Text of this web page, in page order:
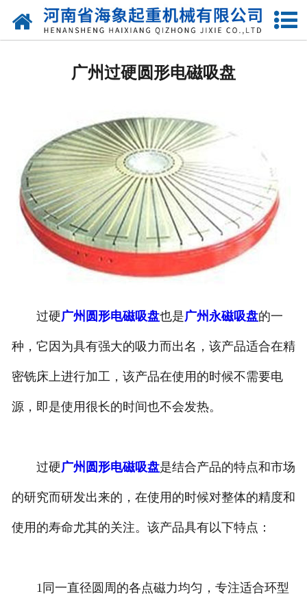
网站首页
广州强力电磁吸盘
广州圆型电磁铁
广州方型电磁铁
广州椭圆型电磁铁
广州永磁吸盘
广州过硬圆形电磁吸盘
过硬广州圆形电磁吸盘也是广州永磁吸盘的一
种，它因为具有强大的吸力而出名，该产品适合在精
密铣床上进行加工，该产品在使用的时候不需要电
源，即是使用很长的时间也不会发热。
过硬广州圆形电磁吸盘是结合产品的特点和市场
的研究而研发出来的，在使用的时候对整体的精度和
使用的寿命尤其的关注。该产品具有以下特点：
1同一直径圆周的各点磁力均匀，专注适合环型